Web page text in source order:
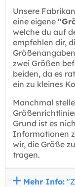
Unsere
eine eigene
welche du auf
empfehlen dir,
zwei Größen
beiden, da es
ein zu kleines
Manchmal
Grund ist es
Informationen
wir, die Größe
tragen.
Mehr Info: